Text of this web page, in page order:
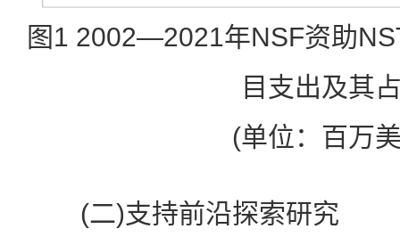
图1 2002—2021年NSF资助
目支出及其
(单位：百万
(二)支持前沿探索研究